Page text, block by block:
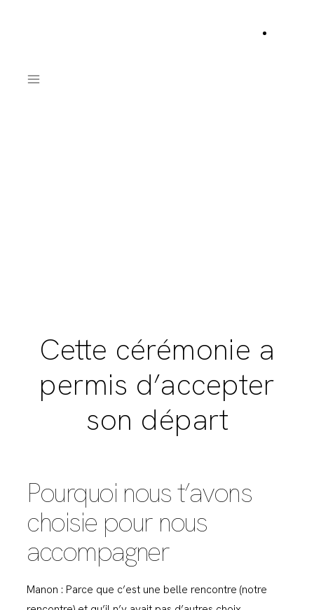
Cette cérémonie a
permis d’accepter
son départ
Pourquoi nous t’avons
choisie pour nous
accompagner
Manon : Parce que c’est une belle rencontre (notre